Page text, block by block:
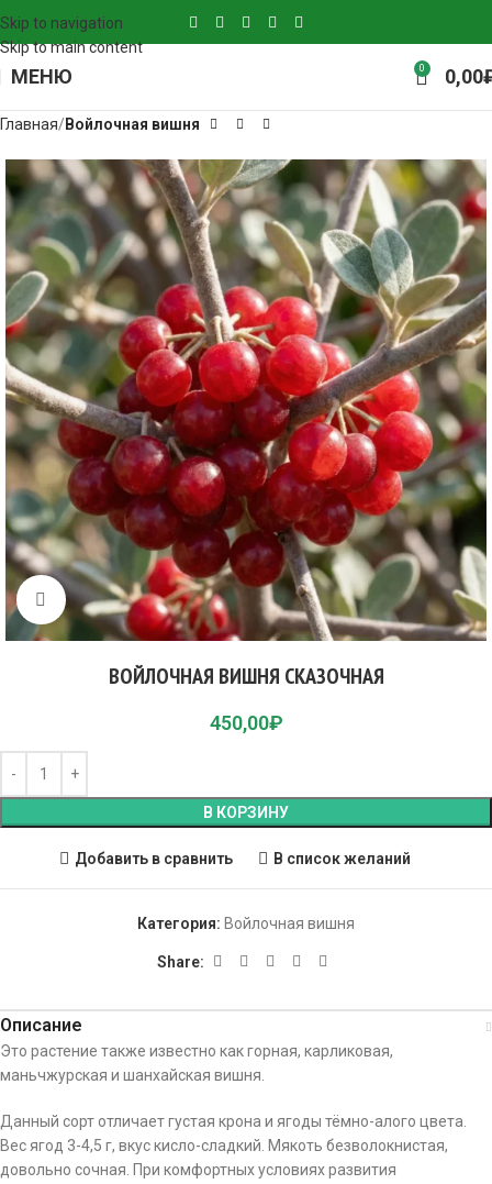
Skip to navigation
Skip to main content
МЕНЮ 0 0,00
Главная Войлочная вишня
Click to enlarge
ВОЙЛОЧНАЯ ВИШНЯ СКАЗОЧНАЯ
450,00₽
В КОРЗИНУ
Добавить в сравнить В список желаний
Категория: Войлочная вишня
Share:
Описание
Это растение также известно как горная, карликовая,
маньчжурская и шанхайская вишня.
Данный сорт отличает густая крона и ягоды тёмно-алого цвета.
Вес ягод 3-4,5 г, вкус кисло-сладкий. Мякоть безволокнистая,
довольно сочная. При комфортных условиях развития